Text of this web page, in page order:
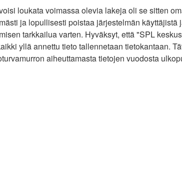
loukata voimassa olevia lakeja oli se sitten
ja lopullisesti poistaa järjestelmän käyttäjistä
tarkkailua varten. Hyväksyt, että "SPL
yllä annettu tieto tallennetaan tietokantaan.
aiheuttamasta tietojen vuodosta